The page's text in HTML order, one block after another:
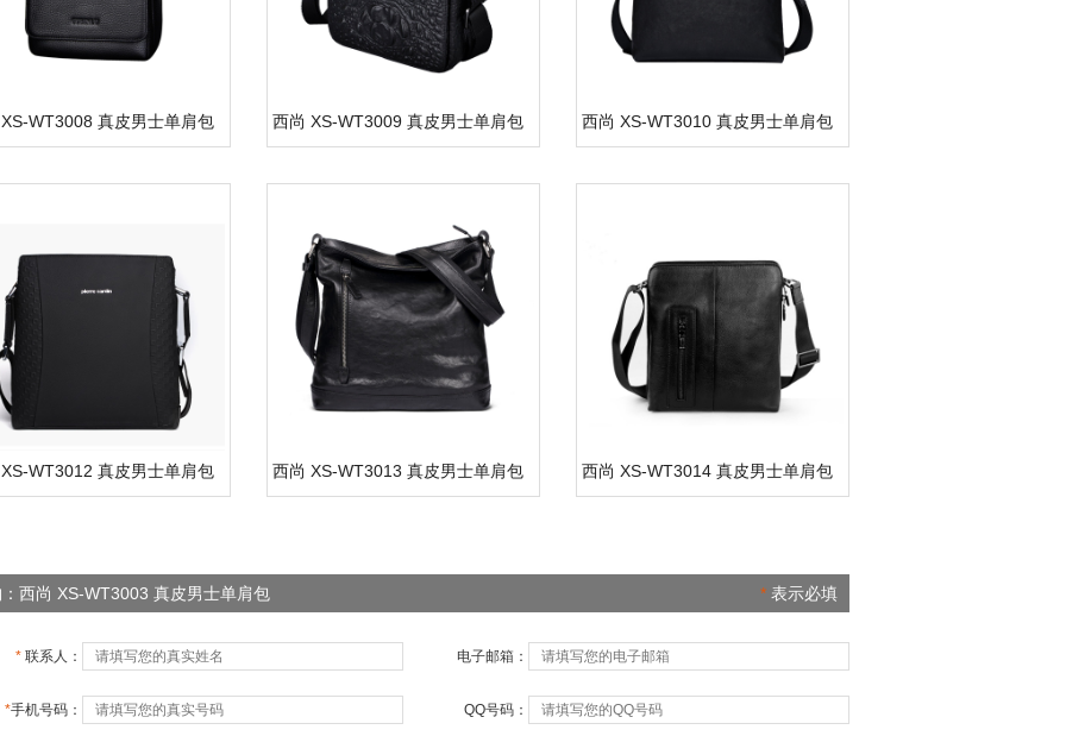
WT3008 真皮男士单肩包 西尚 XS-WT3009 真皮男士单肩包 西尚 XS-WT3010 真皮男士单肩包
WT3012 真皮男士单肩包 西尚 XS-WT3013 真皮男士单肩包 西尚 XS-WT3014 真皮男士单肩包
西尚 XS-WT3003 真皮男士单肩包 * 表示必填
* 联系人： 电子邮箱：
*手机号码： QQ号码：